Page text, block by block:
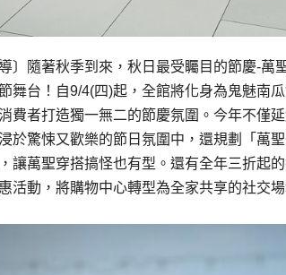
〕隨著秋季到來，秋日最受矚目的節慶-
舞台！自9/4(四)起，全館將化身為鬼魅南
費者打造獨一無二的節慶氛圍。今年不僅
於驚悚又歡樂的節日氛圍中，還規劃「萬
讓萬聖穿搭搞怪也有型。還有全年三折起
活動，將購物中心轉型為全家共享的社交